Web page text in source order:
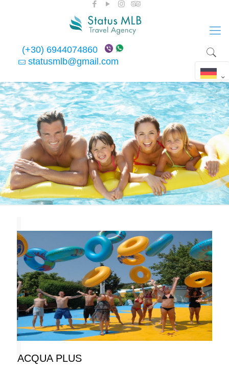
(+30) 6944074860
statusmlb@gmail.com
ACQUA PLUS